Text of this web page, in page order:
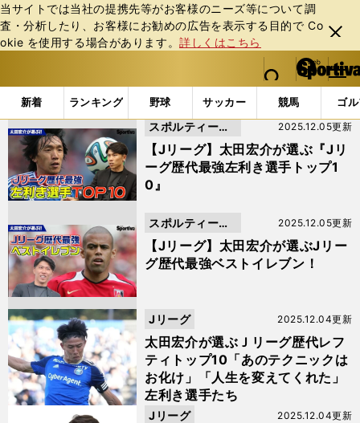
当サイトでは当社の提携先等がお客様のニーズ等について調
査・分析したり、お客様にお勧めの広告を表⽰する⽬的で Co
okie を使⽤する場合があります。詳しくはこちら
閉じ
る
web Sportiva (webスポルティーバ)
検索
マイペ
ー
ジ
メニュ
新着 ランキング 野球 サッカー 競馬 ゴ
b
ス
ポ
ル
テ
ィ
ー
「名古屋グランパス」の検索結果 (2ページ目)
【Jリーグ】太田宏介が選ぶ『Jリ
ーグ歴代最強左利き選手トップ1
0』
2025.12.05更新
スポルティーバ
動画
【Jリーグ】太田宏介が選ぶJリー
グ歴代最強ベストイレブン！
2025.12.05更新
スポルティーバ
動画
太田宏介が選ぶＪリーグ歴代レフ
ティトップ10「あのテクニックは
お化け」「人生を変えてくれた」
左利き選手たち
2025.12.04更新
Jリーグ
2025.12.04更新
Jリーグ